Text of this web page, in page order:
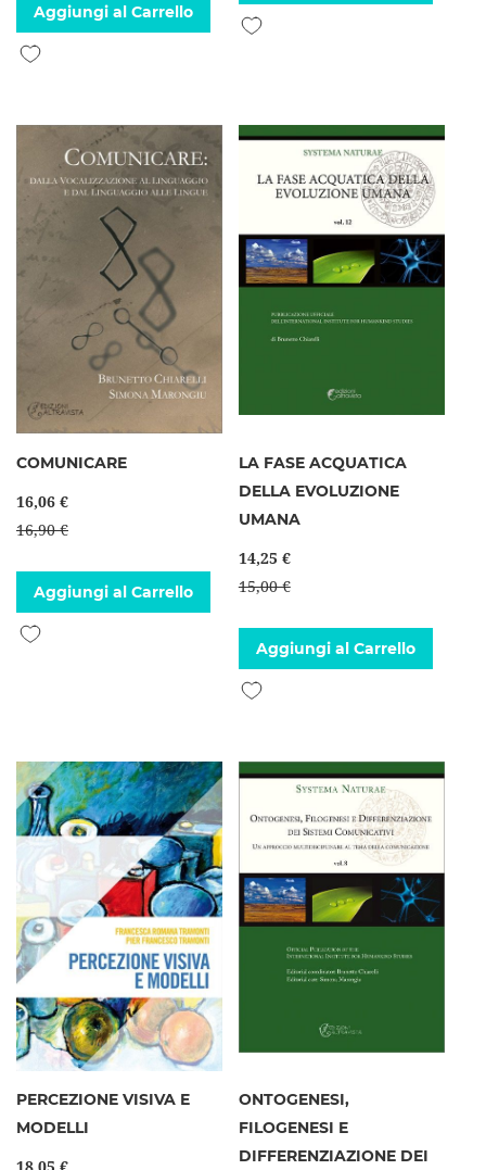
Aggiungi al Carrello
Aggiungi alla lista desideri
Aggiungi alla lista desideri
COMUNICARE
16,06 €
16,90 €
Aggiungi al Carrello
Aggiungi alla lista desideri
LA FASE ACQUATICA
DELLA EVOLUZIONE
UMANA
14,25 €
15,00 €
Aggiungi al Carrello
Aggiungi alla lista desideri
PERCEZIONE VISIVA E
MODELLI
ONTOGENESI,
FILOGENESI E
DIFFERENZIAZIONE DEI